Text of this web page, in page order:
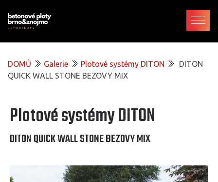
DOMŮ Galerie Plotové systémy DITON
DITON
QUICK WALL STONE BEZOVY MIX
Plotové systémy DITON
DITON QUICK WALL STONE BEZOVY MIX